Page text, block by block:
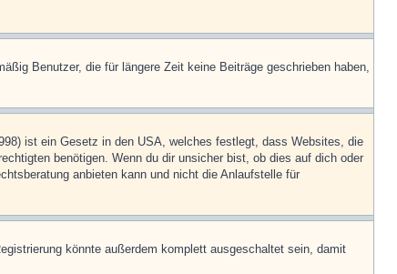
Benutzer, die für längere Zeit keine Beiträge geschrieben haben,
ist ein Gesetz in den USA, welches festlegt, dass Websites, die
benötigen. Wenn du dir unsicher bist, ob dies auf dich oder
anbieten kann und nicht die Anlaufstelle für
könnte außerdem komplett ausgeschaltet sein, damit